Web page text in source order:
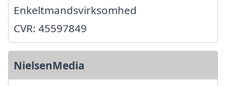
Enkeltmandsvirksomhed
CVR: 45597849
NielsenMedia